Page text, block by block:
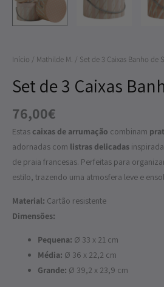
Início / Mathilde M. / Set de 3 Caixas Banho de
Set de 3 Caixas
76,00€
Estas caixas de arrumação combinam
adornadas com listras delicadas
de praia francesas. Perfeitas para
estilo, trazendo uma atmosfera leve e
Material: Cartão resistente
Dimensões:
Pequena: Ø 33 x 21 cm
Média: Ø 36 x 22,2 cm
Grande: Ø 39,2 x 23,9 cm